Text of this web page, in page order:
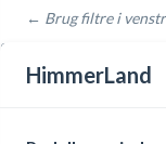
← Brug filtre i
STEDER MED LEDIGE
HimmerLand